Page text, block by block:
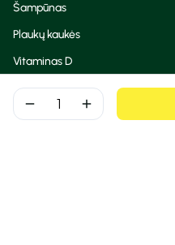
remove add
Šampūnas
Plaukų kaukės
Vitaminas D
Korėjietiška kosmetika
Dezodorantas